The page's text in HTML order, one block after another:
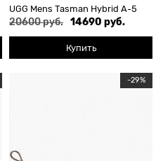
UGG Mens Tasman Hybrid А-5
20600 руб. 14690 руб.
Купить
-29%